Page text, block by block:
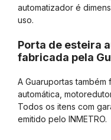
automatizador é
uso.
Porta de esteira
fabricada pela
A Guaruportas
automática,
Todos os itens com
emitido pelo INMETRO.